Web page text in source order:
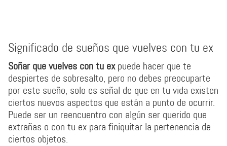
Significado de sueños que vuelves con tu ex
Soñar que vuelves con tu expuede hacer que te
despiertes de sobresalto, pero no debes preocuparte
por este sueño, solo es señal de que en tu vida existen
ciertos nuevos aspectos que están a punto de ocurrir.
Puede ser un reencuentro con algún ser querido que
extrañas o con tu ex para finiquitar la pertenencia de
ciertos objetos.